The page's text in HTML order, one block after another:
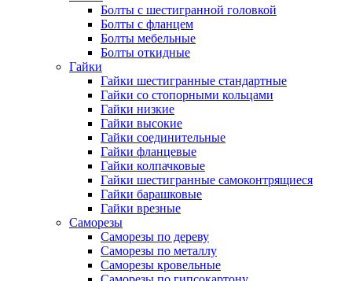
Болты с шестигранной головкой
Болты с фланцем
Болты мебельные
Болты откидные
Гайки
Гайки шестигранные стандартные
Гайки со стопорными кольцами
Гайки низкие
Гайки высокие
Гайки соединительные
Гайки фланцевые
Гайки колпачковые
Гайки шестигранные самоконтрящиеся
Гайки барашковые
Гайки врезные
Саморезы
Саморезы по дереву
Саморезы по металлу
Саморезы кровельные